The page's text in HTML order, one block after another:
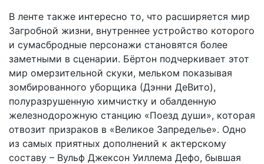
В ленте также интересно то, что расширяется мир
Загробной жизни, внутреннее устройство которого
и сумасбродные персонажи становятся более
заметными в сценарии. Бёртон подчеркивает этот
мир омерзительной скуки, мельком показывая
зомбированного уборщика (Дэнни ДеВито),
полуразрушенную химчистку и обалденную
железнодорожную станцию «Поезд души», которая
отвозит призраков в «Великое Запределье». Одно
из самых приятных дополнений к актерскому
составу – Вульф Джексон Уиллема Дефо, бывшая